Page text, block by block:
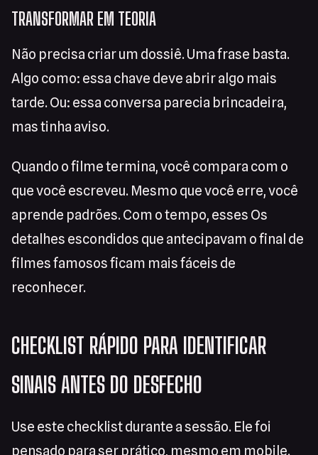
TRANSFORMAR EM TEORIA
Não precisa criar um dossiê. Uma frase basta.
Algo como: essa chave deve abrir algo mais
tarde. Ou: essa conversa parecia brincadeira,
mas tinha aviso.
Quando o filme termina, você compara com o
que você escreveu. Mesmo que você erre, você
aprende padrões. Com o tempo, esses Os
detalhes escondidos que antecipavam o final de
filmes famosos ficam mais fáceis de
reconhecer.
CHECKLIST RÁPIDO PARA IDENTIFICAR
SINAIS ANTES DO DESFECHO
Use este checklist durante a sessão. Ele foi
pensado para ser prático, mesmo em mobile.